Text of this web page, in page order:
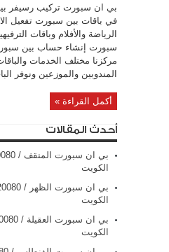
بي ان سبورت تركيب رسيفر
في باقات بين سبورت تفعيل
الرياضة والأفلام وباقات
سبورت إنشاء حساب بين
مركزنا مختلف الخدمات
المندوبين والموزعين ونوفر
أكمل القراءة »
أحدث المقالات
الكويت
الكويت
الكويت